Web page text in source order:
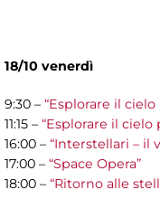
18/10 venerdì
9:30 – “Esplorare il
11:15 – “Esplorare il cielo
16:00 – “Interstellari – il
17:00 – “Space Opera”
18:00 – “Ritorno alle